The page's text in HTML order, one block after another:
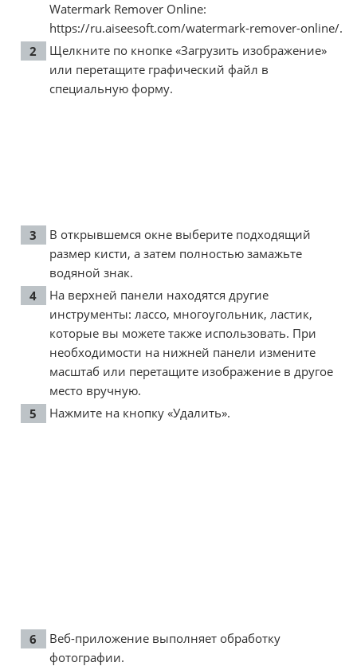
Watermark Remover Online:
https://ru.aiseesoft.com/watermark-remover-online/.
Щелкните по кнопке «Загрузить изображение»
или перетащите графический файл в
специальную форму.
В открывшемся окне выберите подходящий
размер кисти, а затем полностью замажьте
водяной знак.
На верхней панели находятся другие
инструменты: лассо, многоугольник, ластик,
которые вы можете также использовать. При
необходимости на нижней панели измените
масштаб или перетащите изображение в другое
место вручную.
Нажмите на кнопку «Удалить».
Веб-приложение выполняет обработку
фотографии.